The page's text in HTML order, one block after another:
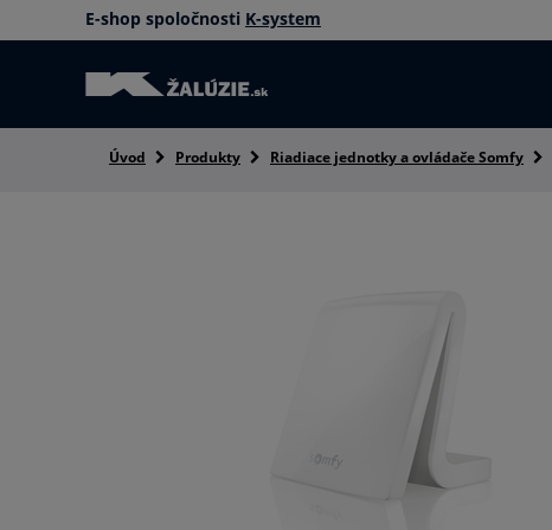
E-shop spoločnosti K-system
Úvod Produkty Riadiace jednotky a ovládače Somfy